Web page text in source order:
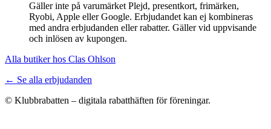
Gäller inte på varumärket Plejd, presentkort, frimärken,
Ryobi, Apple eller Google. Erbjudandet kan ej kombineras
med andra erbjudanden eller rabatter. Gäller vid uppvisande
och inlösen av kupongen.
Alla butiker hos Clas Ohlson
← Se alla erbjudanden
© Klubbrabatten – digitala rabatthäften för föreningar.